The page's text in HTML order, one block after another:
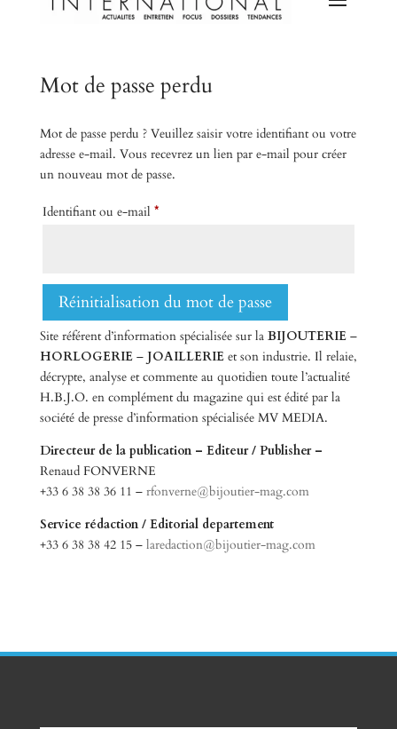
Mot de passe perdu
Mot de passe perdu ? Veuillez saisir votre identifiant ou votre
adresse e-mail. Vous recevrez un lien par e-mail pour créer
un nouveau mot de passe.
Identifiant ou e-mail *Obligatoire
Réinitialisation du mot de passe
Site référent d’information spécialisée sur la BIJOUTERIE–
HORLOGERIE– JOAILLERIEet son industrie. Il relaie,
décrypte, analyse et commente au quotidien toute l’actualité
H.B.J.O. en complément du magazine qui est édité par la
société de presse d’information spécialisée MV MEDIA.
Directeur de la publication – Editeur / Publisher –
Renaud FONVERNE
+33 6 38 38 36 11 – rfonverne@bijoutier-mag.com
Service rédaction / Editorial departement
+33 6 38 38 42 15 – laredaction@bijoutier-mag.com